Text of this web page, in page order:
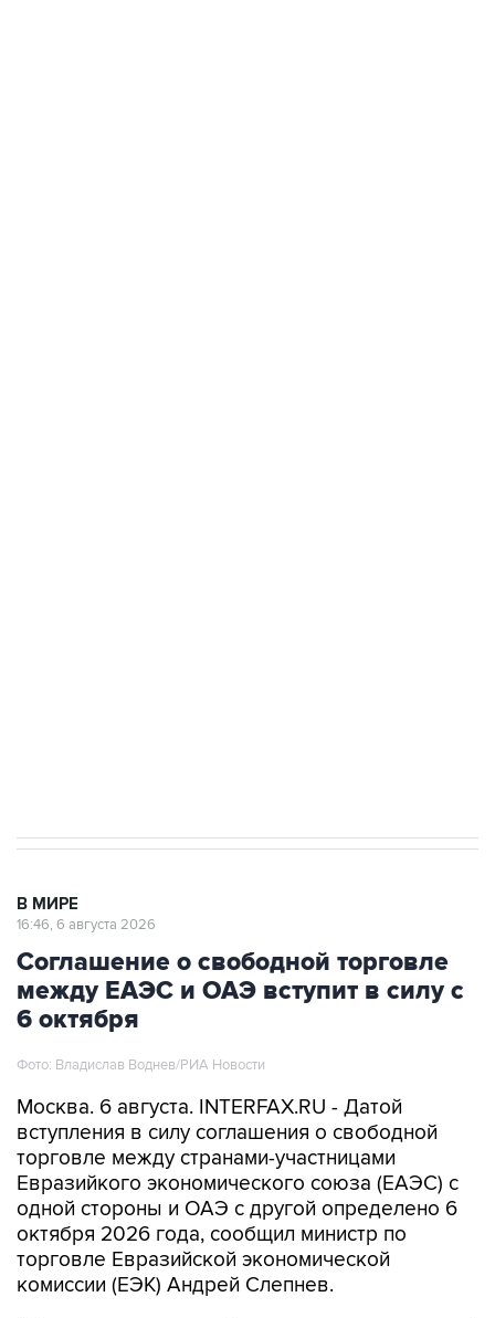
В МИРЕ
16:46, 6 августа 2026
Соглашение о свободной торговле
между ЕАЭС и ОАЭ вступит в силу с
6 октября
Фото: Владислав Воднев/РИА Новости
Москва. 6 августа. INTERFAX.RU - Датой
вступления в силу соглашения о свободной
торговле между странами-участницами
Евразийкого экономического союза (ЕАЭС) с
одной стороны и ОАЭ с другой определено 6
октября 2026 года, сообщил министр по
торговле Евразийской экономической
комиссии (ЕЭК) Андрей Слепнев.